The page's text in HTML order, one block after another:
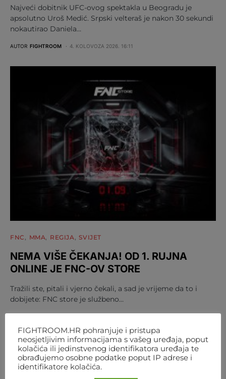
Najveći dobitnik UFC-ovog spektakla u Beogradu je
apsolutno Uroš Medić. Srpski velteraš je nakon 30 sekundi
nokautirao Daniela…
AUTOR FIGHTROOM 4. KOLOVOZA 2026. 16:11
FNC MMA REGIJA SVIJET
NEMA VIŠE ČEKANJA! OD 1. RUJNA
ONLINE JE FNC-OV STORE
Tražili ste, pitali i vjerno čekali, a sad je vrijeme da to i
dobijete: FNC store je službeno…
FIGHTROOM.HR pohranjuje i pristupa
neosjetljivim informacijama s vašeg uređaja, poput
kolačića ili jedinstvenog identifikatora uređaja te
obrađujemo osobne podatke poput IP adrese i
identifikatore kolačića.